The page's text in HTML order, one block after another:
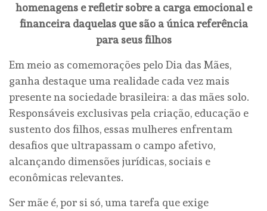
homenagens e refletir sobre a carga emocional e
financeira daquelas que são a única referência
para seus filhos
Em meio as comemorações pelo Dia das Mães,
ganha destaque uma realidade cada vez mais
presente na sociedade brasileira: a das mães solo.
Responsáveis exclusivas pela criação, educação e
sustento dos filhos, essas mulheres enfrentam
desafios que ultrapassam o campo afetivo,
alcançando dimensões jurídicas, sociais e
econômicas relevantes.
Ser mãe é, por si só, uma tarefa que exige